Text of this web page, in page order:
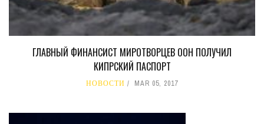
ГЛАВНЫЙ ФИНАНСИСТ МИРОТВОРЦЕВ ООН ПОЛУЧИЛ
КИПРСКИЙ ПАСПОРТ
НОВОСТИ MAR 05, 2017